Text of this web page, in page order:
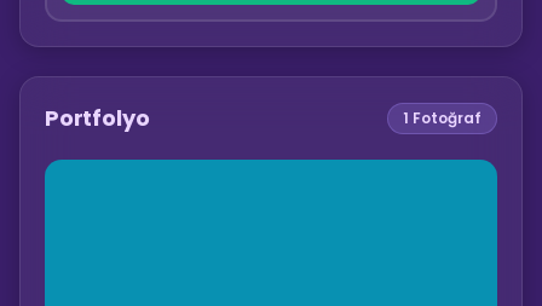
Portfolyo 1 Fotoğraf